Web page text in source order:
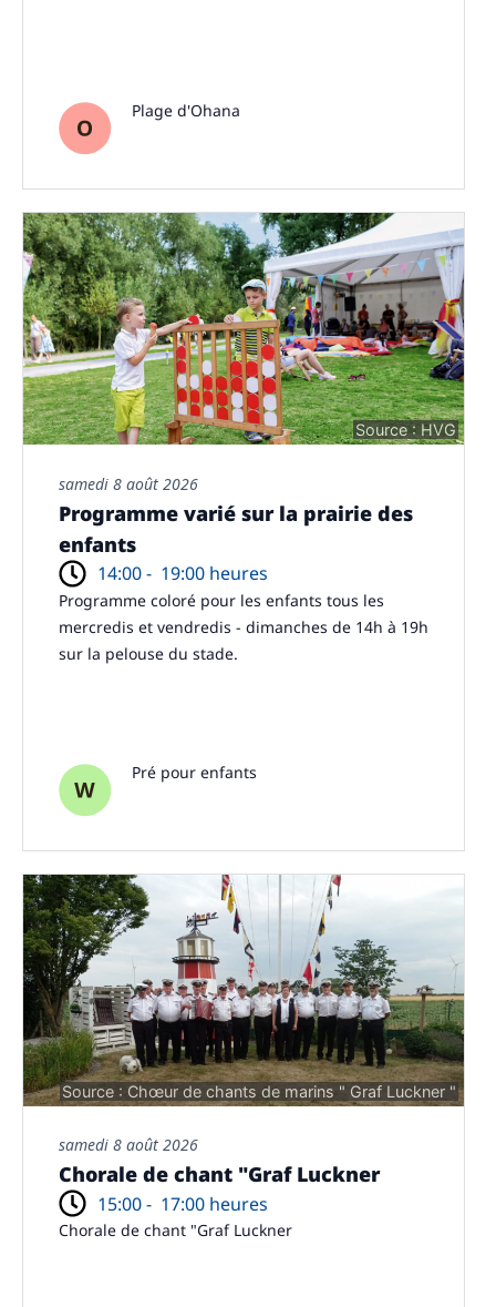
Plage d'Ohana
Source : HVG
samedi 8 août 2026
Programme varié sur la prairie des
enfants
14:00 - 19:00 heures
Programme coloré pour les enfants tous les
mercredis et vendredis - dimanches de 14h à 19h
sur la pelouse du stade.
Pré pour enfants
Source : Chœur de chants de marins " Graf Luckner "
samedi 8 août 2026
Chorale de chant "Graf Luckner
15:00 - 17:00 heures
Chorale de chant "Graf Luckner